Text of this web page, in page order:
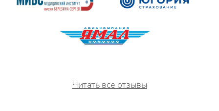
Читать все отзывы